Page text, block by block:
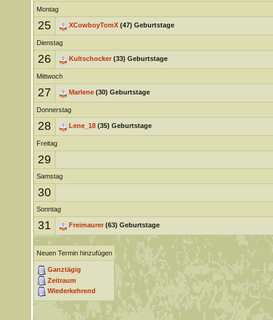
Montag
25 XCowboyTomX(47) Geburtstage
Dienstag
26 Kultschocker(33) Geburtstage
Mittwoch
27 Marlene(30) Geburtstage
Donnerstag
28 Lene_18(35) Geburtstage
Freitag
29
Samstag
30
Sonntag
31 Freimaurer(63) Geburtstage
Neuen Termin hinzufügen
Ganztägig
Zeitraum
Wiederkehrend